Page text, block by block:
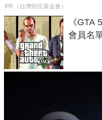
PR（台灣癌症基金會）
《GTA
會員名